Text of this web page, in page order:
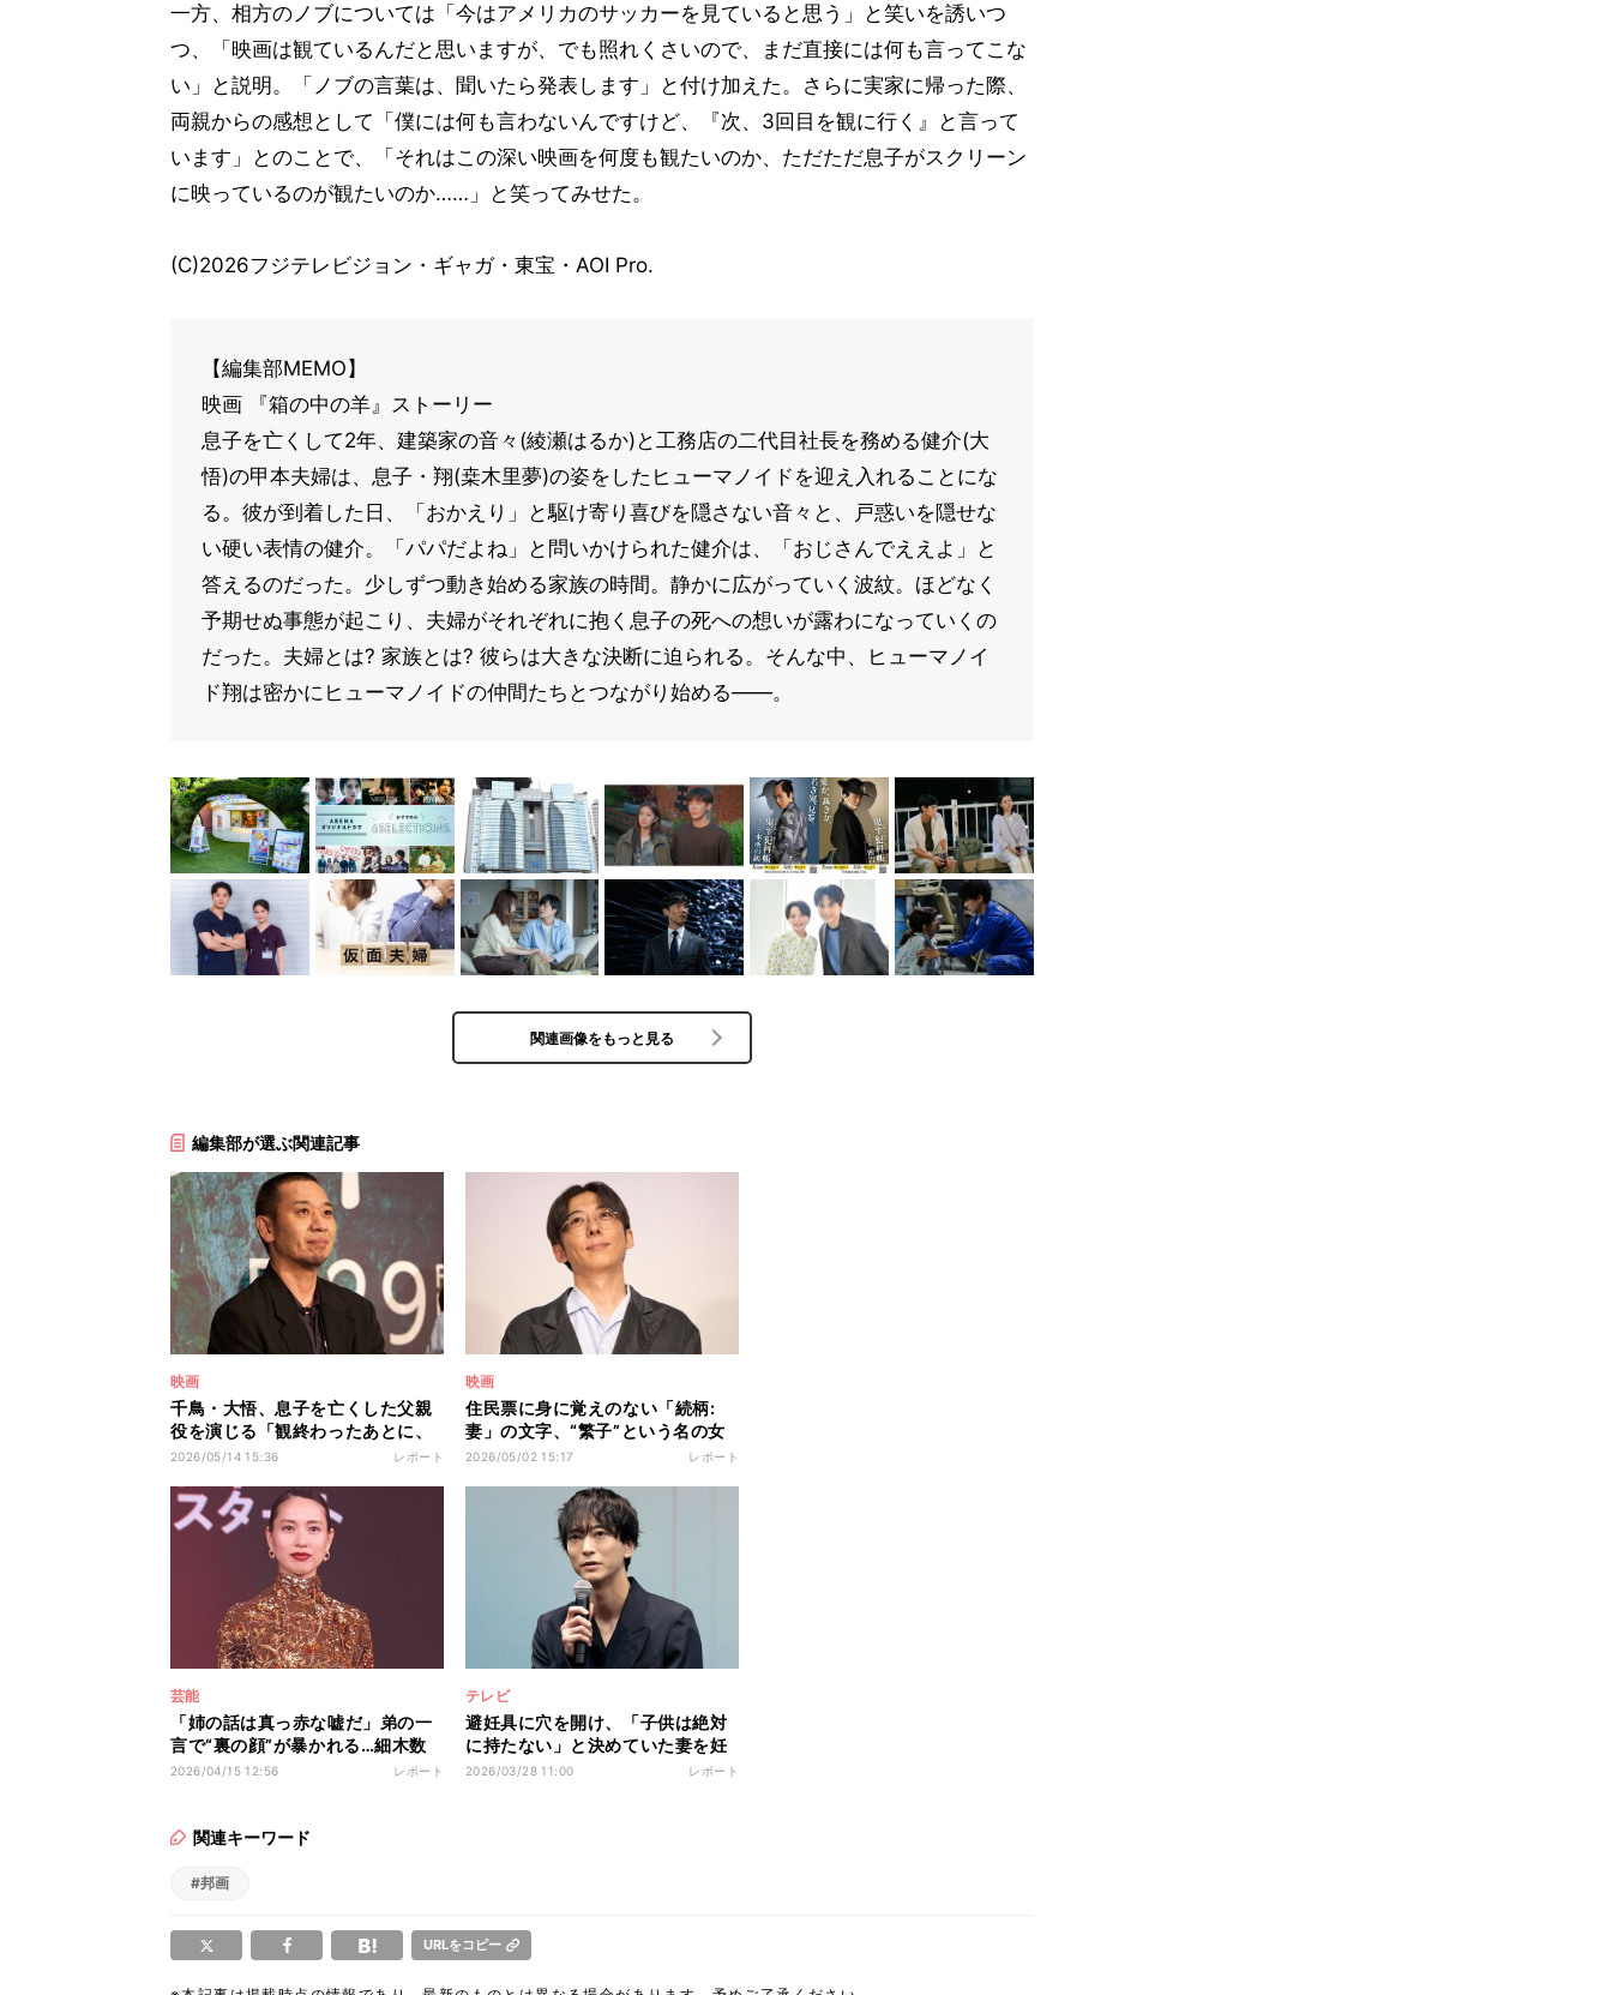
一方、相方のノブについては「今はアメリカのサッカーを見ていると思う」と笑いを誘いつ
つ、「映画は観ているんだと思いますが、でも照れくさいので、まだ直接には何も言ってこな
い」と説明。「ノブの言葉は、聞いたら発表します」と付け加えた。さらに実家に帰った際、
両親からの感想として「僕には何も言わないんですけど、『次、3回目を観に行く』と言って
います」とのことで、「それはこの深い映画を何度も観たいのか、ただただ息子がスクリーン
に映っているのが観たいのか……」と笑ってみせた。
(C)2026フジテレビジョン・ギャガ・東宝・AOI Pro.
【編集部MEMO】
映画 『箱の中の羊』ストーリー
息子を亡くして2年、建築家の音々(綾瀬はるか)と工務店の二代目社長を務める健介(大
悟)の甲本夫婦は、息子・翔(桒木里夢)の姿をしたヒューマノイドを迎え入れることにな
る。彼が到着した日、「おかえり」と駆け寄り喜びを隠さない音々と、戸惑いを隠せな
い硬い表情の健介。「パパだよね」と問いかけられた健介は、「おじさんでええよ」と
答えるのだった。少しずつ動き始める家族の時間。静かに広がっていく波紋。ほどなく
予期せぬ事態が起こり、夫婦がそれぞれに抱く息子の死への想いが露わになっていくの
だった。夫婦とは? 家族とは? 彼らは大きな決断に迫られる。そんな中、ヒューマノイ
ド翔は密かにヒューマノイドの仲間たちとつながり始める――。
関連画像をもっと見る
編集部が選ぶ関連記事
映画
千鳥・大悟、息子を亡くした父親
役を演じる「観終わったあとに、
いろいろ考えていただきたい映
2026/05/14 15:36 レポート
映画
住民票に身に覚えのない「続柄:
妻」の文字、“繁子”という名の女
性が勝手に籍を入れていた…高橋
ないかな」と思った役を引き受け
ることを決めた「最終的な説得の
一言」とは 映画『ラプソディ・
ラプソディ』公開記念舞台挨拶
2026/05/02 15:17 レポート
芸能
「姉の話は真っ赤な嘘だ」弟の一
言で“裏の顔”が暴かれる…細木数
子さん役を演じた戸田恵梨香が語
す」 Netflixシリーズ『地獄に堕
2026/04/15 12:56 レポート
テレビ
避妊具に穴を開け、「子供は絶対
に持たない」と決めていた妻を妊
娠させた夫…“過去一最低のクズ
2026/03/28 11:00 レポート
関連キーワード
#邦画
URLをコピー